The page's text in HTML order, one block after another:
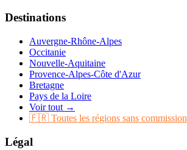
Destinations
Auvergne-Rhône-Alpes
Occitanie
Nouvelle-Aquitaine
Provence-Alpes-Côte d'Azur
Bretagne
Pays de la Loire
Voir tout →
🇫🇷 Toutes les régions sans commission
Légal